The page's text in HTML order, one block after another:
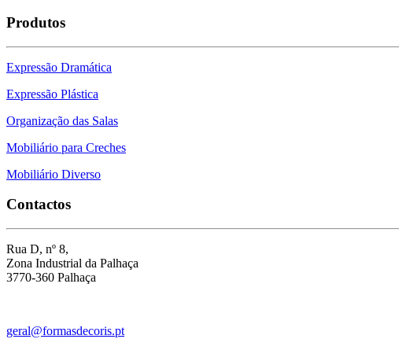
Produtos
Expressão Dramática
Expressão Plástica
Organização das Salas
Mobiliário para Creches
Mobiliário Diverso
Contactos
Rua D, nº 8,
Zona Industrial da Palhaça
3770-360 Palhaça
geral@formasdecoris.pt